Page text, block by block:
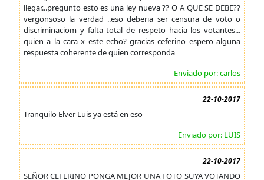
llegar...pregunto esto es una ley nueva ?? O A QUE SE DEBE??
vergonsoso la verdad ..eso deberia ser censura de voto o
discriminaciom y falta total de respeto hacia los votantes...
quien a la cara x este echo? gracias ceferino espero alguna
respuesta coherente de quien corresponda
Enviado por: carlos
22-10-2017
Tranquilo Elver Luis ya está en eso
Enviado por: LUIS
22-10-2017
SEÑOR CEFERINO PONGA MEJOR UNA FOTO SUYA VOTANDO